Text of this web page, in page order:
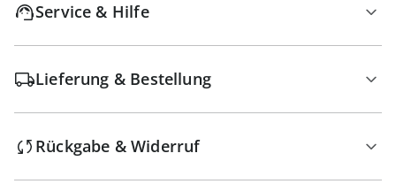
Service & Hilfe
Lieferung & Bestellung
Rückgabe & Widerruf